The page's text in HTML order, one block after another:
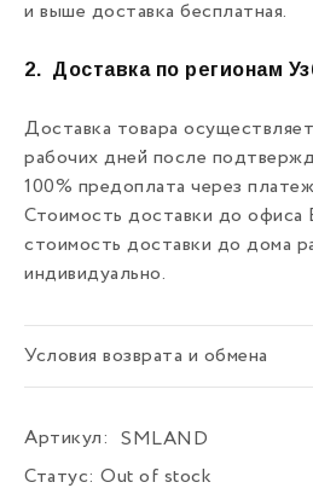
и выше доставка бесплатная.
2. Доставка по регионам
Доставка товара
рабочих дней после
100% предоплата через
Стоимость доставки до офиса
стоимость доставки до дома
индивидуально.
Условия возврата и обмена
Артикул:
SMLAND
Статус: Out of stock